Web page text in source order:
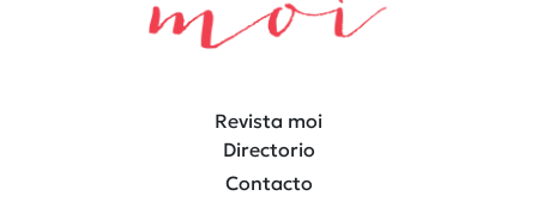
Revista moi
Directorio
Contacto